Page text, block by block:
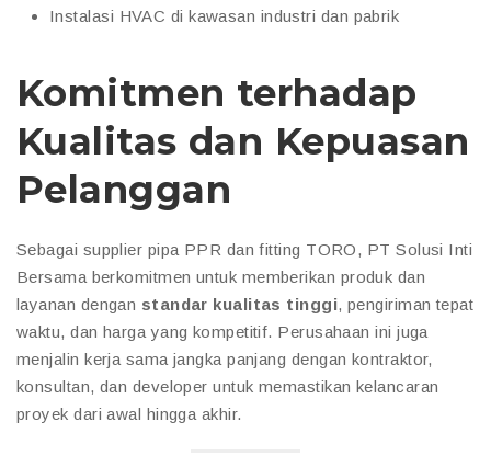
Instalasi HVAC di kawasan industri dan pabrik
Komitmen terhadap
Kualitas dan Kepuasan
Pelanggan
Sebagai supplier pipa PPR dan fitting TORO, PT Solusi Inti
Bersama berkomitmen untuk memberikan produk dan
layanan dengan standar kualitas tinggi, pengiriman tepat
waktu, dan harga yang kompetitif. Perusahaan ini juga
menjalin kerja sama jangka panjang dengan kontraktor,
konsultan, dan developer untuk memastikan kelancaran
proyek dari awal hingga akhir.